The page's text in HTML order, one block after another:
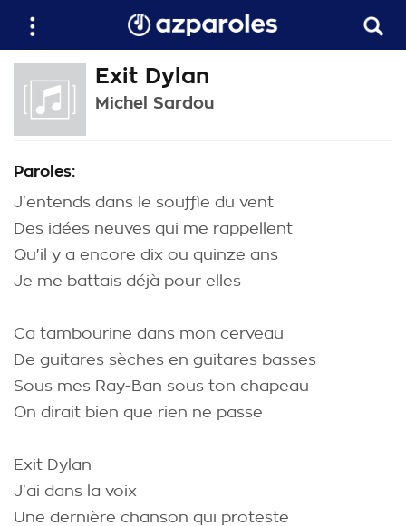
Exit Dylan
Michel Sardou
Paroles:
J'entends dans le souffle du vent
Des idées neuves qui me rappellent
Qu'il y a encore dix ou quinze ans
Je me battais déjà pour elles
Ca tambourine dans mon cerveau
De guitares sèches en guitares basses
Sous mes Ray-Ban sous ton chapeau
On dirait bien que rien ne passe
Exit Dylan
J'ai dans la voix
Une dernière chanson qui proteste